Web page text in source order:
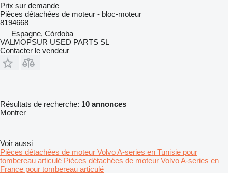
Prix sur demande
Pièces détachées de moteur - bloc-moteur
8194668
Espagne, Córdoba
VALMOPSUR USED PARTS SL
Contacter le vendeur
Résultats de recherche: 10 annonces
Montrer
Voir aussi
Pièces détachées de moteur Volvo A-series en Tunisie pour
tombereau articulé Pièces détachées de moteur Volvo A-series en
France pour tombereau articulé